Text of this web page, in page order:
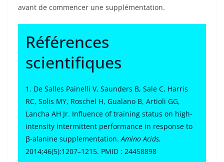
avant de commencer une supplémentation.
Références
scientifiques
1. De Salles Painelli V, Saunders B, Sale C, Harris
RC, Solis MY, Roschel H, Gualano B, Artioli GG,
Lancha AH Jr. Influence of training status on high-
intensity intermittent performance in response to
β-alanine supplementation.Amino Acids.
2014;46(5):1207–1215. PMID : 24458898